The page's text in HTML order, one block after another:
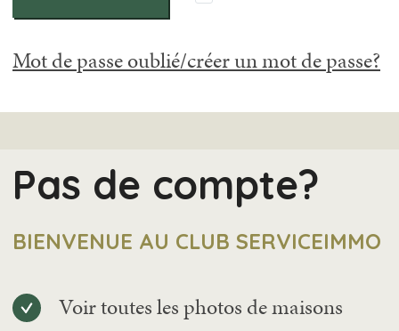
Mot de passe oublié/créer un mot de passe?
Pas de compte?
BIENVENUE AU CLUB SERVICEIMMO
Voir toutes les photos de maisons